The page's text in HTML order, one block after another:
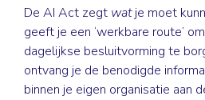
De AI Act zegt watje moet
geeft je een ‘werkbare route’
dagelijkse besluitvorming te
ontvang je de benodigde
binnen je eigen organisatie aan